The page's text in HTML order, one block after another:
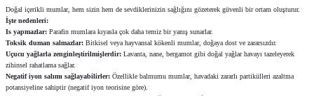
Doğal içerikli mumlar, hem sizin hem de sevdiklerinizin sağlığını gözeterek güvenli bir ortam oluşturur.
İşte nedenleri:
Is yapmazlar: Parafin mumlara kıyasla çok daha temiz bir yanış sunarlar.
Toksik duman salmazlar: Bitkisel veya hayvansal kökenli mumlar, doğaya dost ve zararsızdır.
Uçucu yağlarla zenginleştirilmişlerdir: Lavanta, nane, bergamot gibi doğal yağlar havayı tazeleyerek
zihinsel rahatlama sağlar.
Negatif iyon salımı sağlayabilirler: Özellikle balmumu mumlar, havadaki zararlı partikülleri azaltma
potansiyeline sahiptir (negatif iyon teorisine göre).